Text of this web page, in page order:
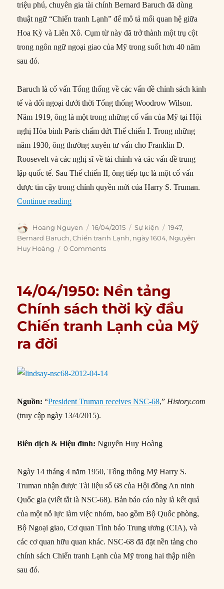
triệu phú, chuyên gia tài chính Bernard Baruch đã dùng
thuật ngữ “Chiến tranh Lạnh” để mô tả mối quan hệ giữa
Hoa Kỳ và Liên Xô. Cụm từ này đã trở thành một trụ cột
trong ngôn ngữ ngoại giao của Mỹ trong suốt hơn 40 năm
sau đó.
Baruch là cố vấn Tổng thống về các vấn đề chính sách kinh
tế và đối ngoại dưới thời Tổng thống Woodrow Wilson.
Năm 1919, ông là một trong những cố vấn của Mỹ tại Hội
nghị Hòa bình Paris chấm dứt Thế chiến I. Trong những
năm 1930, ông thường xuyên tư vấn cho Franklin D.
Roosevelt và các nghị sĩ về tài chính và các vấn đề trung
lập quốc tế. Sau Thế chiến II, ông tiếp tục là một cố vấn
được tin cậy trong chính quyền mới của Harry S. Truman.
Continue reading“16/04/1947: Thuật ngữ “Chiến tranh Lạnh” ra
Author
Hoang Nguyen
Posted
on
16/04/2015 Categories
Sự kiện Tags
1947,
Bernard Baruch,Chiến tranh Lạnh, ngày 1604, Nguyễn
Huy Hoàng
0 Comments
14/04/1950: Nền tảng
Chính sách thời kỳ đầu
Chiến tranh Lạnh của Mỹ
ra đời
Nguồn: “President Truman receives NSC-68,” History.com
(truy cập ngày 13/4/2015).
Biên dịch & Hiệu đính: Nguyễn Huy Hoàng
Ngày 14 tháng 4 năm 1950, Tổng thống Mỹ Harry S.
Truman nhận được Tài liệu số 68 của Hội đồng An ninh
Quốc gia (viết tắt là NSC-68). Bản báo cáo này là kết quả
của một nỗ lực làm việc nhóm, bao gồm Bộ Quốc phòng,
Bộ Ngoại giao, Cơ quan Tình báo Trung ương (CIA), và
các cơ quan hữu quan khác. NSC-68 đã đặt nền tảng cho
chính sách Chiến tranh Lạnh của Mỹ trong hai thập niên
sau đó.